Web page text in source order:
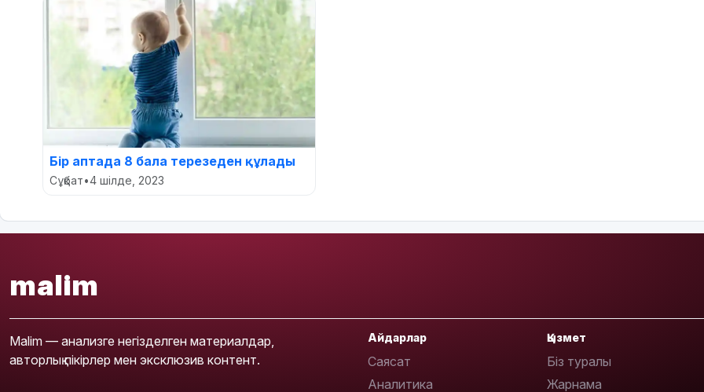
Бір аптада 8 бала терезеден құлады
Сұқбат•4 шілде, 2023
malim
Malim — анализге негізделген материалдар,
авторлық пікірлер мен эксклюзив контент.
Айдарлар
Саясат
Аналитика
Қызмет
Біз туралы
Жарнама